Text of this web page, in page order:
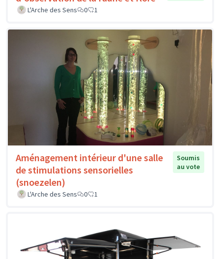
L'Arche des Sens
0 1
Aménagement intérieur d'une salle
de stimulations sensorielles
(snoezelen)
Soumis
au vote
L'Arche des Sens 0 1